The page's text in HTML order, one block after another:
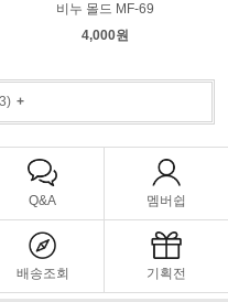
비누 몰드 MF-69
4,000원
)+
Q&A 멤버쉽
배송조회 기획전